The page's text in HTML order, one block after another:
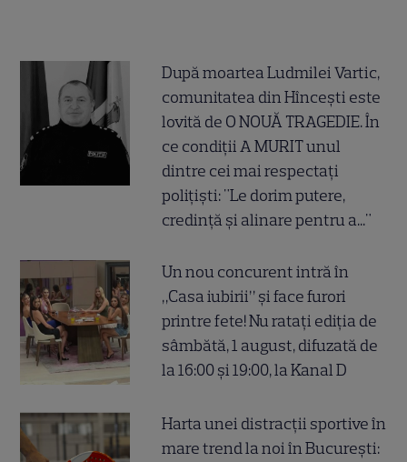
După moartea Ludmilei Vartic,
comunitatea din Hîncești este
lovită de O NOUĂ TRAGEDIE. În
ce condiții A MURIT unul
dintre cei mai respectați
polițiști: "Le dorim putere,
credință și alinare pentru a..."
Un nou concurent intră în
„Casa iubirii” și face furori
printre fete! Nu ratați ediția de
sâmbătă, 1 august, difuzată de
la 16:00 și 19:00, la Kanal D
Harta unei distracții sportive în
mare trend la noi în București: